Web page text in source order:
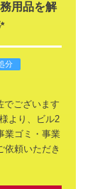
用品を解
分
でございます
より、ビル2
業ゴミ・事業
依頼いただき